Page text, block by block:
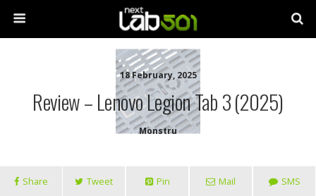
18 February, 2025
Review – Lenovo Legion Tab 3 (2025)
Monstru
Share Tweet Pin Mail SMS